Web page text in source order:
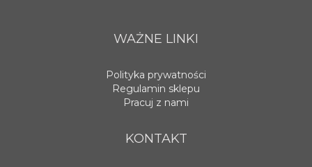
WAŻNE LINKI
Polityka prywatności
Regulamin sklepu
Pracuj z nami
KONTAKT